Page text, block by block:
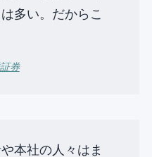
多い。だからこ
券
本社の⼈々はま